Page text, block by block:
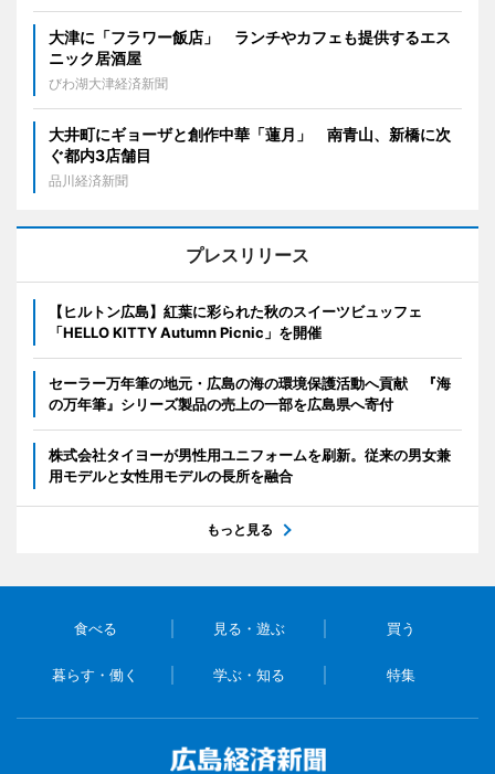
大津に「フラワー飯店」 ランチやカフェも提供するエス
ニック居酒屋
びわ湖大津経済新聞
大井町にギョーザと創作中華「蓮月」 南青山、新橋に次
ぐ都内3店舗目
品川経済新聞
プレスリリース
【ヒルトン広島】紅葉に彩られた秋のスイーツビュッフェ
「HELLO KITTY Autumn Picnic」を開催
セーラー万年筆の地元・広島の海の環境保護活動へ貢献 『海
の万年筆』シリーズ製品の売上の一部を広島県へ寄付
株式会社タイヨーが男性用ユニフォームを刷新。従来の男女兼
用モデルと女性用モデルの長所を融合
もっと見る
食べる 見る・遊ぶ 買う
暮らす・働く 学ぶ・知る 特集